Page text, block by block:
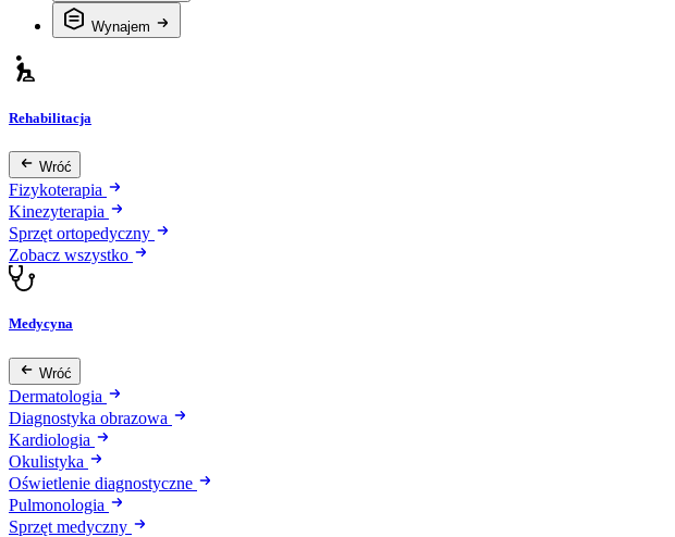
Wynajem
Rehabilitacja
Wróć
Fizykoterapia
Kinezyterapia
Sprzęt ortopedyczny
Zobacz wszystko
Medycyna
Wróć
Dermatologia
Diagnostyka obrazowa
Kardiologia
Okulistyka
Oświetlenie diagnostyczne
Pulmonologia
Sprzęt medyczny